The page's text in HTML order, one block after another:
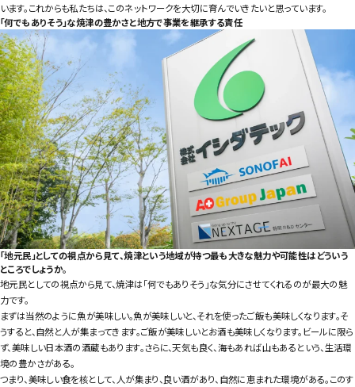
います。これからも私たちは、このネットワークを大切に育んでいきたいと思っています。
「何でもありそう」な焼津の豊かさと地方で事業を継承する責任
「地元民」としての視点から見て、焼津という地域が持つ最も大きな魅力や可能性はどういう
ところでしょうか。
地元民としての視点から見て、焼津は「何でもありそう」な気分にさせてくれるのが最大の魅
力です。
まずは当然のように魚が美味しい。魚が美味しいと、それを使ったご飯も美味しくなります。そ
うすると、自然と人が集まってきます。ご飯が美味しいとお酒も美味しくなります。ビールに限ら
ず、美味しい日本酒の酒蔵もあります。さらに、天気も良く、海もあれば山もあるという、生活環
境の豊かさがある。
つまり、美味しい食を核として、人が集まり、良い酒があり、自然に恵まれた環境がある。このす